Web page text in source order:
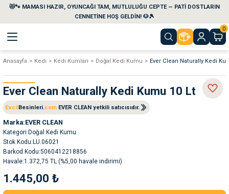
😻🐾 MAMASI HAZIR, OYUNCAĞI TAM, MUTLULUĞU CEPTE — PATİ DOSTLARIN
CENNETİNE HOŞ GELDİN! 🐶🎾
Geri Dön
Geri Dön
Temizlik Ürünleri
Geri Dön
Geri Dön
Geri Dön
Geri Dön
0
Anasayfa Kedi Kedi Kumları Doğal Kedi Kumu Ever Clean Naturally Kedi
Ever Clean Naturally Kedi Kumu 10 Lt
EvcilBesinleri.com EVER CLEAN yetkili satıcısıdır.
Marka EVER CLEAN
Kategori Doğal Kedi Kumu
Stok Kodu LU.06021
Barkod Kodu 5060412218856
Havale 1.372,75 TL (%5,00 havale indirimi)
1.445,00 ₺